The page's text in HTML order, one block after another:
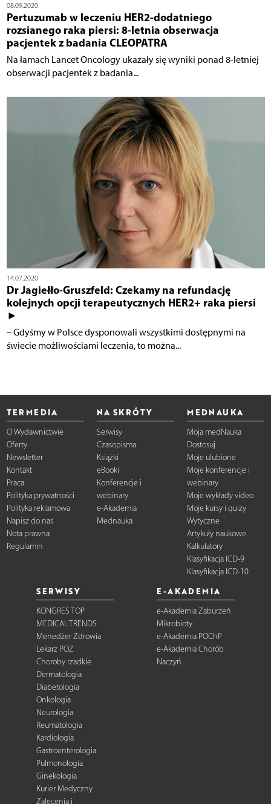
08.09.2020
Pertuzumab w leczeniu HER2-dodatniego
rozsianego raka piersi: 8-letnia obserwacja
pacjentek z badania CLEOPATRA
Na łamach Lancet Oncology ukazały się wyniki ponad 8-letniej
obserwacji pacjentek z badania...
14.07.2020
Dr Jagiełło-Gruszfeld: Czekamy na refundację
kolejnych opcji terapeutycznych HER2+ raka piersi
►
– Gdyśmy w Polsce dysponowali wszystkimi dostępnymi na
świecie możliwościami leczenia, to można...
TERMEDIA
O Wydawnictwie
Oferty
Newsletter
Kontakt
Praca
Polityka prywatności
Polityka reklamowa
Napisz do nas
Nota prawna
Regulamin
NA SKRÓTY
Serwisy
Czasopisma
Książki
eBooki
Konferencje i
webinary
e-Akademia
Mednauka
MEDNAUKA
Moja medNauka
Dostosuj
Moje ulubione
Moje konferencje i
webinary
Moje wykłady video
Moje kursy i quizy
Wytyczne
Artykuły naukowe
Kalkulatory
Klasyfikacja ICD-9
Klasyfikacja ICD-10
SERWISY
KONGRES TOP
MEDICAL TRENDS
Menedżer Zdrowia
Lekarz POZ
Choroby rzadkie
Dermatologia
Diabetologia
Onkologia
Neurologia
Reumatologia
Kardiologia
Gastroenterologia
Pulmonologia
Ginekologia
Kurier Medyczny
Zalecenia i
E-AKADEMIA
e-Akademia Zaburzeń
Mikrobioty
e-Akademia POChP
e-Akademia Chorób
Naczyń